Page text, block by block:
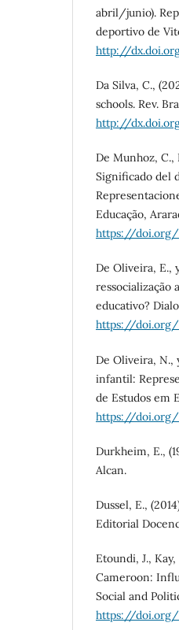
abril/junio).
deportivo de
http://
Da Silva, C.,
schools. Rev.
http://
De Munhoz, C.,
Significado del
Educação,
https://doi.org/
De Oliveira, E.,
ressocialização
educativo?
https://doi.org/
De Oliveira, N.,
infantil:
de Estudos em
https://doi.org/
Durkheim, E.,
Alcan.
Dussel, E.,
Editorial
Etoundi, J.,
Cameroon:
Social and
https://doi.org/